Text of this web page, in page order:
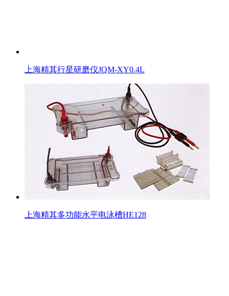
上海精其行星研磨仪JQM-XY0.4L
上海精其多功能水平电泳槽HE128